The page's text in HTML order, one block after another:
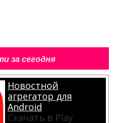
за сегодня
Новостной
агрегатор для
Android
Скачать в Play